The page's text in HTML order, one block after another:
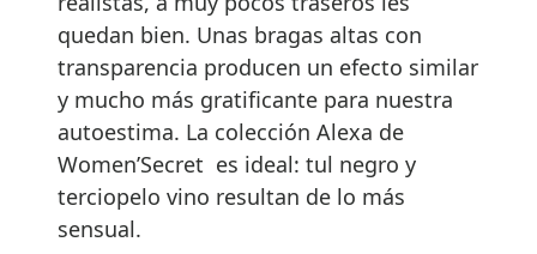
quedan bien. Unas bragas altas con
transparencia producen un efecto similar
y mucho más gratificante para nuestra
autoestima. La colección Alexa de
Women’Secret es ideal: tul negro y
terciopelo vino resultan de lo más
sensual.